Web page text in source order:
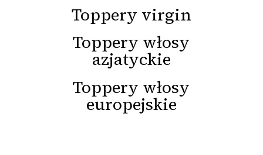
Toppery virgin
Toppery włosy
azjatyckie
Toppery włosy
europejskie